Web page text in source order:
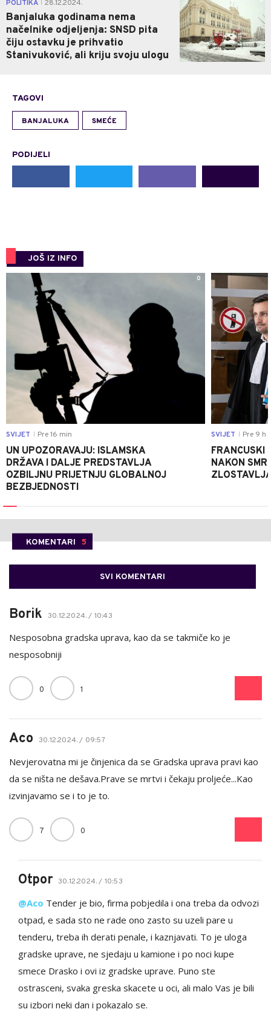
POLITIKA 28.12.2024.
Banjaluka godinama nema
načelnike odjeljenja: SNSD pita
čiju ostavku je prihvatio
Stanivuković, ali kriju svoju ulogu
TAGOVI
BANJALUKA SMEĆE
PODIJELI
JOŠ IZ INFO
0
SVIJET Pre 16 min
UN UPOZORAVAJU: ISLAMSKA
DRŽAVA I DALJE PREDSTAVLJA
OZBILJNU PRIJETNJU GLOBALNOJ
BEZBJEDNOSTI
SVIJET Pre 9 h
FRANCUSKI
NAKON
KOMENTARI 5
SVI KOMENTARI
Borik 30.12.2024. / 10:43
Nesposobna gradska uprava, kao da se takmiče ko je
nesposobniji
0 1
Aco 30.12.2024. / 09:57
Nevjerovatna mi je činjenica da se Gradska uprava pravi kao
da se ništa ne dešava.Prave se mrtvi i čekaju proljeće...Kao
izvinjavamo se i to je to.
7 0
Otpor 30.12.2024. / 10:53
@Aco Tender je bio, firma pobjedila i ona treba da odvozi
otpad, e sada sto ne rade ono zasto su uzeli pare u
tenderu, treba ih derati penale, i kaznjavati. To je uloga
gradske uprave, ne sjedaju u kamione i po noci kupe
smece Drasko i ovi iz gradske uprave. Puno ste
ostrasceni, svaka greska skacete u oci, ali malo Vas je bili
su izbori neki dan i pokazalo se.